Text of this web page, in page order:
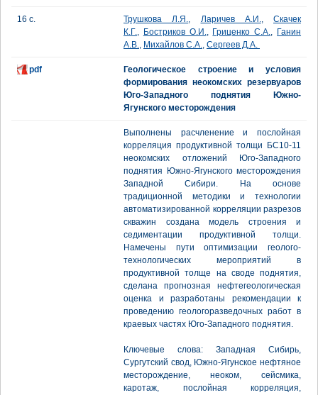
16 с. Трушкова Л.Я., Ларичев А.И., Скачек
К.Г., Бостриков О.И., Гриценко С.А., Ганин
А.В., Михайлов С.А., Сергеев Д.А.
pdf
Геологическое строение и условия
формирования неокомских резервуаров
Юго-Западного поднятия Южно-
Ягунского месторождения
Выполнены расчленение и послойная
корреляция продуктивной толщи БС10-11
неокомских отложений Юго-Западного
поднятия Южно-Ягунского месторождения
Западной Сибири. На основе
традиционной методики и технологии
автоматизированной корреляции разрезов
скважин создана модель строения и
седиментации продуктивной толщи.
Намечены пути оптимизации геолого-
технологических мероприятий в
продуктивной толще на своде поднятия,
сделана прогнозная нефтегеологическая
оценка и разработаны рекомендации к
проведению геологоразведочных работ в
краевых частях Юго-Западного поднятия.
Ключевые слова: Западная Сибирь,
Сургутский свод, Южно-Ягунское нефтяное
месторождение, неоком, сейсмика,
каротаж, послойная корреляция,